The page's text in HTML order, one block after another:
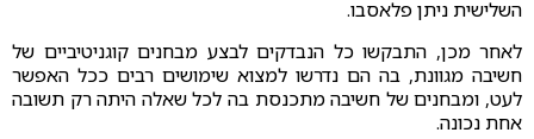
השלישית ניתן פלאסבו.
לאחר מכן, התבקשו כל הנבדקים לבצע מבחנים קוגניטיביים של
חשיבה מגוונת, בה הם נדרשו למצוא שימושים רבים ככל האפשר
לעט, ומבחנים של חשיבה מתכנסת בה לכל שאלה היתה רק תשובה
אחת נכונה.